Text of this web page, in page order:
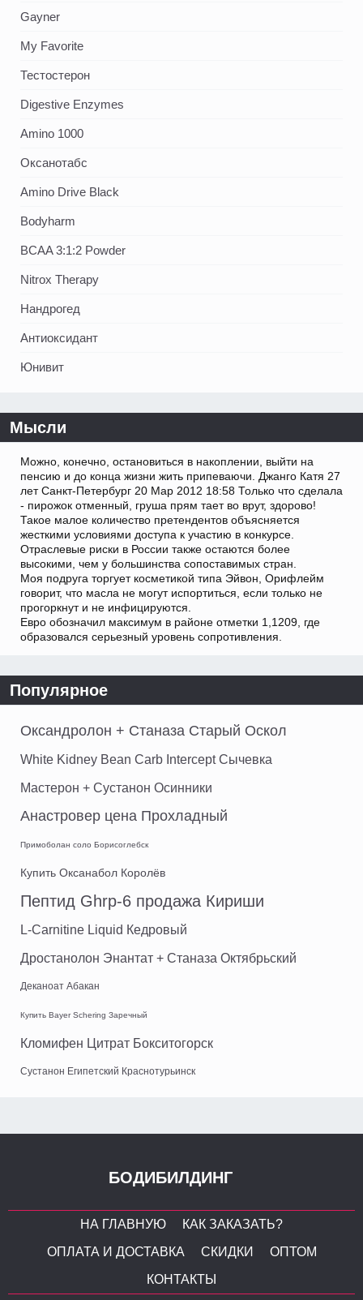
Gayner
My Favorite
Тестостерон
Digestive Enzymes
Amino 1000
Оксанотабс
Amino Drive Black
Bodyharm
BCAA 3:1:2 Powder
Nitrox Therapy
Нандрогед
Антиоксидант
Юнивит
Мысли
Можно, конечно, остановиться в накоплении, выйти на
пенсию и до конца жизни жить припеваючи. Джанго Катя 27
лет Санкт-Петербург 20 Мар 2012 18:58 Только что сделала
- пирожок отменный, груша прям тает во врут, здорово!
Такое малое количество претендентов объясняется
жесткими условиями доступа к участию в конкурсе.
Отраслевые риски в России также остаются более
высокими, чем у большинства сопоставимых стран.
Моя подруга торгует косметикой типа Эйвон, Орифлейм
говорит, что масла не могут испортиться, если только не
прогоркнут и не инфицируются.
Евро обозначил максимум в районе отметки 1,1209, где
образовался серьезный уровень сопротивления.
Популярное
Оксандролон + Станаза Старый Оскол
White Kidney Bean Carb Intercept Сычевка
Мастерон + Сустанон Осинники
Анастровер цена Прохладный
Примоболан соло Борисоглебск
Купить Оксанабол Королёв
Пептид Ghrp-6 продажа Кириши
L-Carnitine Liquid Кедровый
Дростанолон Энантат + Станаза Октябрьский
Деканоат Абакан
Купить Bayer Schering Заречный
Кломифен Цитрат Бокситогорск
Сустанон Египетский Краснотурьинск
БОДИБИЛДИНГ
НА ГЛАВНУЮ
КАК ЗАКАЗАТЬ?
ОПЛАТА И ДОСТАВКА
СКИДКИ
ОПТОМ
КОНТАКТЫ